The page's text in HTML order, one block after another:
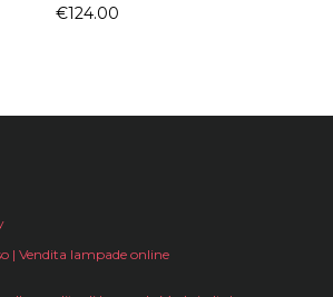
€124.00
| Vendita lampade online